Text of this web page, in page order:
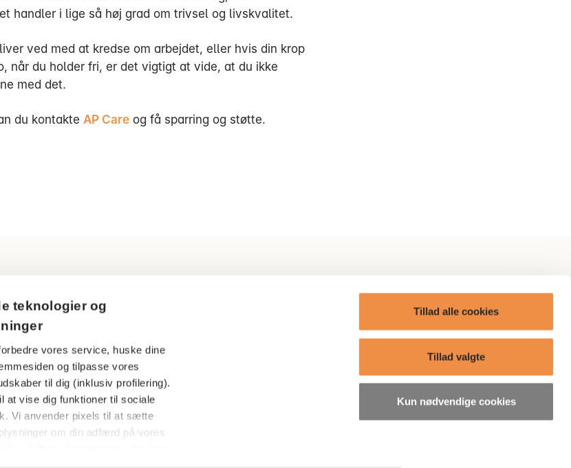
teknologier og
vores service, huske dine
og tilpasse vores
til dig (inklusiv profilering).
at vise dig funktioner til sociale
Vi anvender pixels til at sætte
om din adfærd på vores
Tillad alle cookies
Tillad valgte
Kun nødvendige cookies
handler i lige så høj grad om trivsel og livskvalitet.
ved med at kredse om arbejdet, eller hvis din krop
når du holder fri, er det vigtigt at vide, at du ikke
med det.
du kontakte AP Care og få sparring og støtte.
os
09.00-16.00
09.00-15.00
her
AP Care
Boliger
Presse